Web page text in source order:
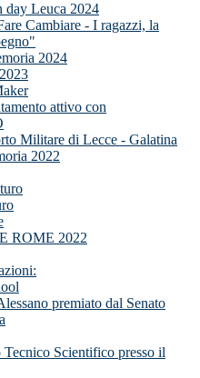
day Leuca 2024
Cambiare - I ragazzi, la
2024
attivo con
Militare di Lecce - Galatina
2022
ROME 2022
premiato dal Senato
Scientifico presso il